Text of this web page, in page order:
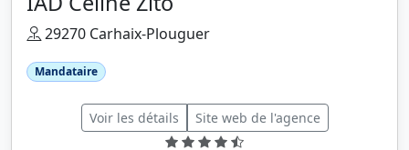
29270 Carhaix-Plouguer
Mandataire
Voir les détails Site web de l'agence